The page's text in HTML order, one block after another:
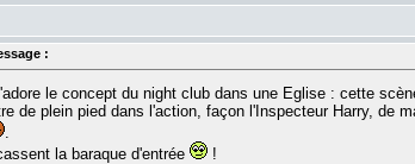
:
le concept du night club dans une Eglise : cette
de plein pied dans l'action, façon l'Inspecteur Harry, de
.
la baraque d'entrée
!